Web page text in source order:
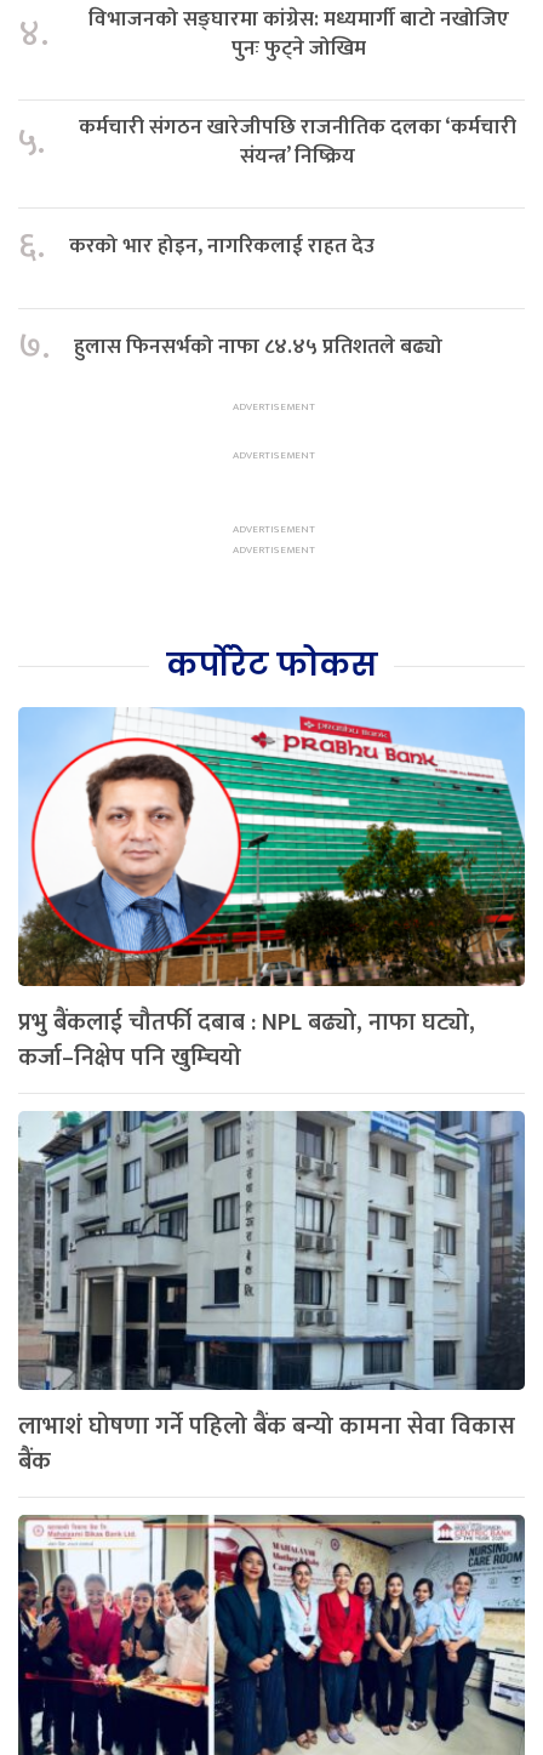
४.
विभाजनको सङ्घारमा कांग्रेस: मध्यमार्गी बाटो नखोजिए
पुनः फुट्ने जोखिम
५.
कर्मचारी संगठन खारेजीपछि राजनीतिक दलका ‘कर्मचारी
संयन्त्र’ निष्क्रिय
६. करको भार होइन, नागरिकलाई राहत देउ
७. हुलास फिनसर्भको नाफा ८४.४५ प्रतिशतले बढ्यो
कर्पोरेट फोकस
प्रभु बैंकलाई चौतर्फी दबाब : NPL बढ्यो, नाफा घट्यो,
कर्जा–निक्षेप पनि खुम्चियो
लाभाशं घोषणा गर्ने पहिलो बैंक बन्यो कामना सेवा विकास
बैंक